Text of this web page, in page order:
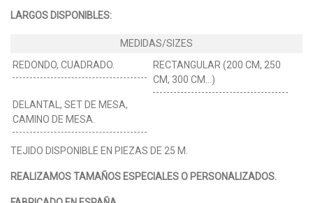
LARGOS DISPONIBLES:
REDONDO, CUADRADO.
RECTANGULAR (200 CM, 250
CM, 300 CM...)
DELANTAL, SET DE MESA,
CAMINO DE MESA.
TEJIDO DISPONIBLE EN PIEZAS DE 25 M.
REALIZAMOS TAMAÑOS ESPECIALES O PERSONALIZADOS.